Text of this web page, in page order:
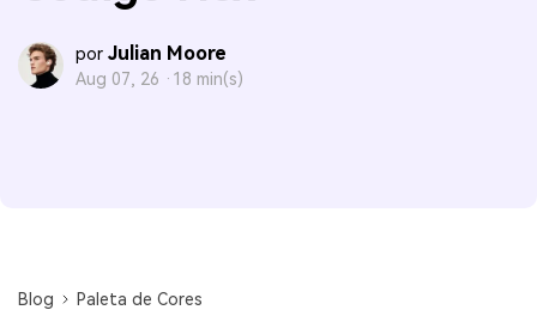
por Julian Moore
Aug 07, 26 · 18 min(s)
Blog
Paleta de Cores